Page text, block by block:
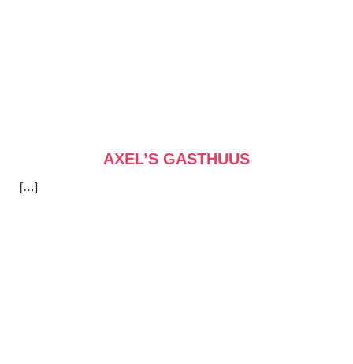
AXEL’S GASTHUUS
[…]